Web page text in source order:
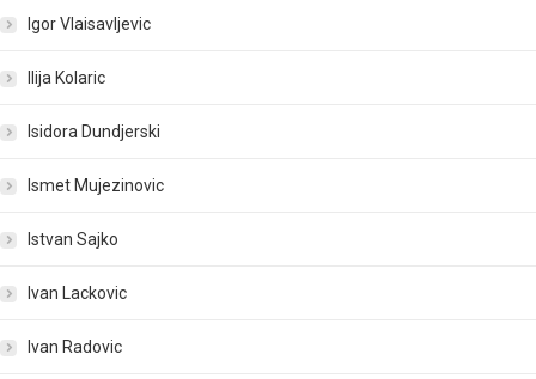
Igor Vlaisavljevic
Ilija Kolaric
Isidora Dundjerski
Ismet Mujezinovic
Istvan Sajko
Ivan Lackovic
Ivan Radovic